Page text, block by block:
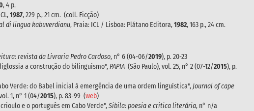
, 4 p.
1987, 229 p., 21 cm. (coll. Ficção)
di lingua kabuverdianu, Praia: ICL / Lisboa: Plátano Editora,1982, 163 p., 24 cm.
revista da Livraria Pedro Cardoso, n° 6 (04-06/2019), p. 20-23
a construção do bilinguismo",PAPIA (São Paulo), vol. 25, n° 2 (07-12/2015), p.
Verde: do Babel inicial à emergência de uma ordem linguística", Journal of cape
1, n° 1 (04/2015), p. 83-99 (web)
e o português em Cabo Verde",Sibila: poesia e critica literária, n° n/a